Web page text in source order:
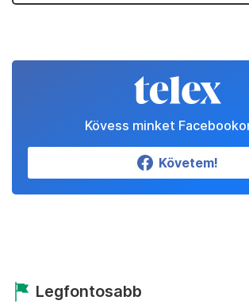
Kövess minket
Követem!
Legfontosabb